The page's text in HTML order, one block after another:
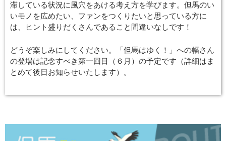
滞している状況に風穴をあける考え方を学びます。但馬のい
いモノを広めたい、ファンをつくりたいと思っている方に
は、ヒント盛りだくさんであること間違いなしです！
どうぞ楽しみにしてください。「但馬はゆく！」への幅さん
の登場は記念すべき第一回目（６月）の予定です（詳細はま
とめて後日お知らせいたします）。